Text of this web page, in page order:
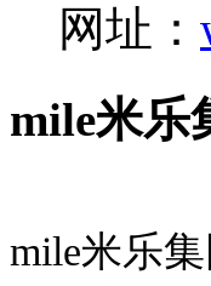
网址：
mile米乐
mile米乐